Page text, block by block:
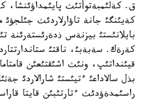
ق. كةلئمبةتوأتئث پايئمداؤئنشا،
كةيئنگئ جانة تاؤارلاردئث جئلجؤئ
بايلانئستئ بيزنةس ذدةرئستةرئنة
كةرةك. سةبةبئ، ناقتئ
قيئنداتئپ، ونئث اشئقتئعئن
بذل سالاداعئ ءتيئستئ شارالاردئ
راسئمدةؤدئث ءتارتئبئن قايتا